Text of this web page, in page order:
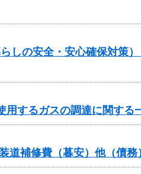
しの安全・安心確保対策
するガスの調達に関する
道補修費（暮安）他（債